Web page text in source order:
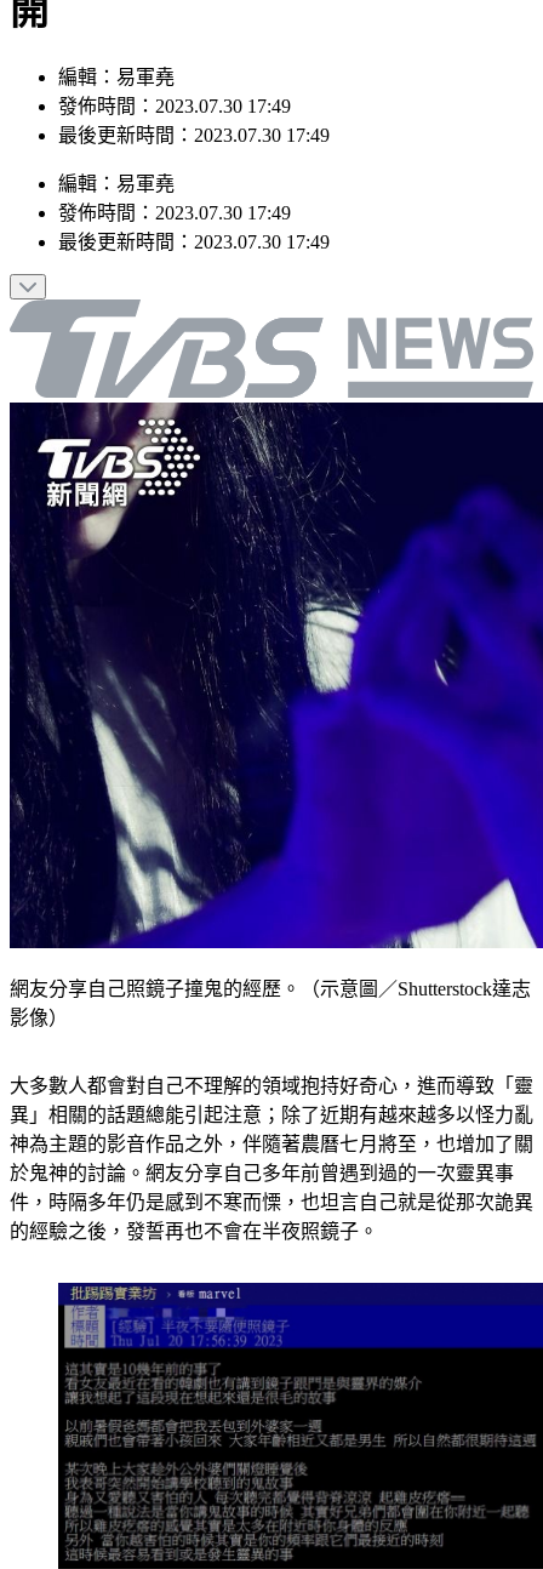
開
編輯：易軍堯
發佈時間：2023.07.30 17:49
編輯：易軍堯
發佈時間：2023.07.30 17:49
網友分享自己照鏡子撞鬼的經歷。（示意圖／Shutterstock達志
大多數人都會對自己不理解的領域抱持好奇心，進而導致「靈
異」相關的話題總能引起注意；除了近期有越來越多以怪力亂
神為主題的影音作品之外，伴隨著農曆七月將至，也增加了關
於鬼神的討論。網友分享自己多年前曾遇到過的一次靈異事
件，時隔多年仍是感到不寒而慄，也坦言自己就是從那次詭異